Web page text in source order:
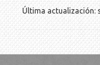
Última actualización: